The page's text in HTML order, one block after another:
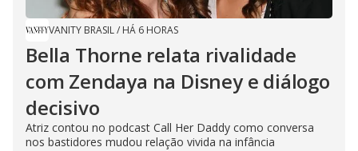
VANITY BRASIL/ HÁ 6 HORAS
Bella Thorne relata rivalidade
com Zendaya na Disney e diálogo
decisivo
Atriz contou no podcast Call Her Daddy como conversa
nos bastidores mudou relação vivida na infância